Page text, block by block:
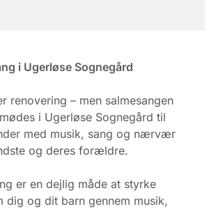
i Ugerløse Sognegård
renovering – men salmesangen
i Ugerløse Sognegård til
med musik, sang og nærvær
og deres forældre.
er en dejlig måde at styrke
dig og dit barn gennem musik,